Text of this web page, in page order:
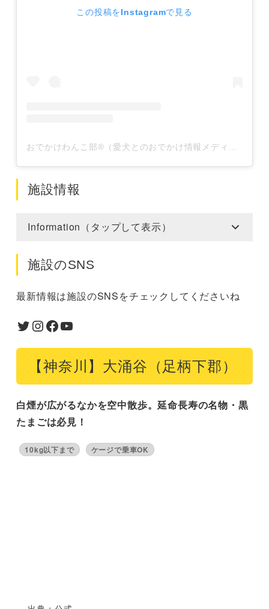
この投稿をInstagramで見る
おでかけわんこ部®️（愛犬とのおでかけ情報メディア）(@odewanbu)がシェアした投稿
施設情報
Information（タップして表示）
施設のSNS
最新情報は施設のSNSをチェックしてくださいね
Twitter
Instagram
Facebook
YouTube
【神奈川】大涌谷（足柄下郡）
白煙が広がるなかを空中散歩。延命長寿の名物・黒
たまごは必見！
10kg以下まで ケージで乗車OK